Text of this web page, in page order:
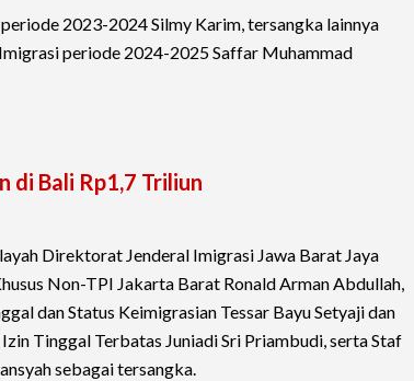
2023-2024 Silmy Karim, tersangka lainnya
periode 2024-2025 Saffar Muhammad
di Bali Rp1,7 Triliun
Direktorat Jenderal Imigrasi Jawa Barat Jaya
Non-TPI Jakarta Barat Ronald Arman Abdullah,
dan Status Keimigrasian Tessar Bayu Setyaji dan
Tinggal Terbatas Juniadi Sri Priambudi, serta Staf
sebagai tersangka.